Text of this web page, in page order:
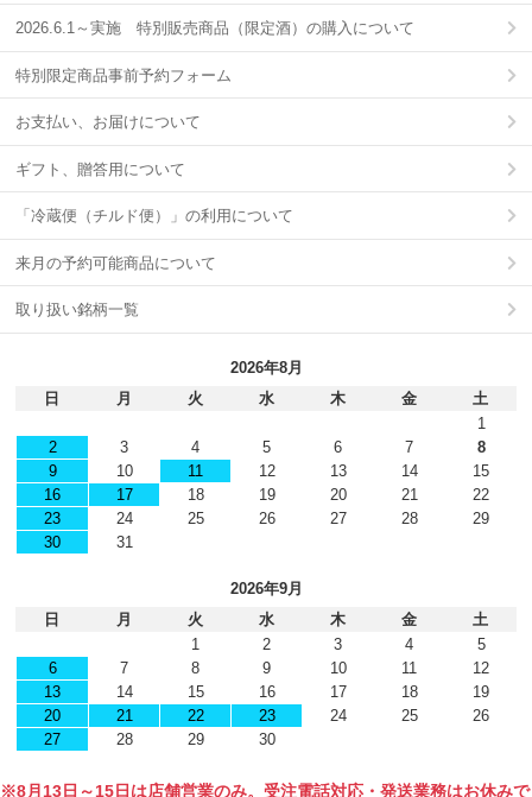
2026.6.1～実施 特別販売商品（限定酒）の購入について
特別限定商品事前予約フォーム
お支払い、お届けについて
ギフト、贈答用について
「冷蔵便（チルド便）」の利用について
来月の予約可能商品について
取り扱い銘柄一覧
2026年8月
日
月 火 水 木 金
土
1
2
3 4 5 6 7
8
9
10 11 12 13 14
15
16
17 18 19 20 21
22
23
24 25 26 27 28
29
30
31
2026年9月
日
月 火 水 木 金
土
1
2 3 4
5
6
7 8 9 10 11
12
13
14 15 16 17 18
19
20
21 22 23 24 25
26
27
28 29 30
※8月13日～15日は店舗営業のみ。受注電話対応・発送業務はお休みで